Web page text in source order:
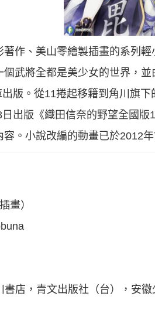
著作、美山零繪製插畫的系列
武將全都是美少女的世界，
版。從11捲起移籍到角川旗
出版《織田信奈的野望全國
。小說改編的動畫已於2012年
畫）
店，青文出版社（台），安徽